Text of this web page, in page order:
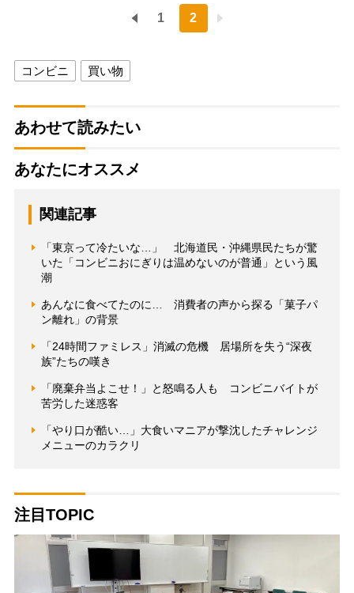
1 2
コンビニ 買い物
あわせて読みたい
あなたにオススメ
関連記事
「東京って冷たいな…」 北海道民・沖縄県民たちが驚
いた「コンビニおにぎりは温めないのが普通」という風
潮
あんなに食べてたのに… 消費者の声から探る「菓子パ
ン離れ」の背景
「24時間ファミレス」消滅の危機 居場所を失う“深夜
族”たちの嘆き
「廃棄弁当よこせ！」と怒鳴る人も コンビニバイトが
苦労した迷惑客
「やり口が酷い…」大食いマニアが撃沈したチャレンジ
メニューのカラクリ
注目TOPIC